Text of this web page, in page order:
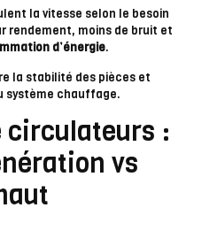
la vitesse selon le besoin
rendement, moins de bruit et
d’énergie.
la stabilité des pièces et
système chauffage.
circulateurs :
vs